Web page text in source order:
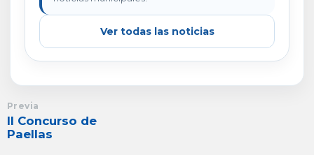
Ver todas las noticias
Previa
II Concurso de
Paellas